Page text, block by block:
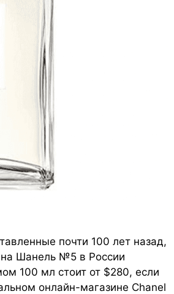
почти 100 лет назад,
Шанель №5 в России
100 мл стоит от $280, если
онлайн-магазине Chanel